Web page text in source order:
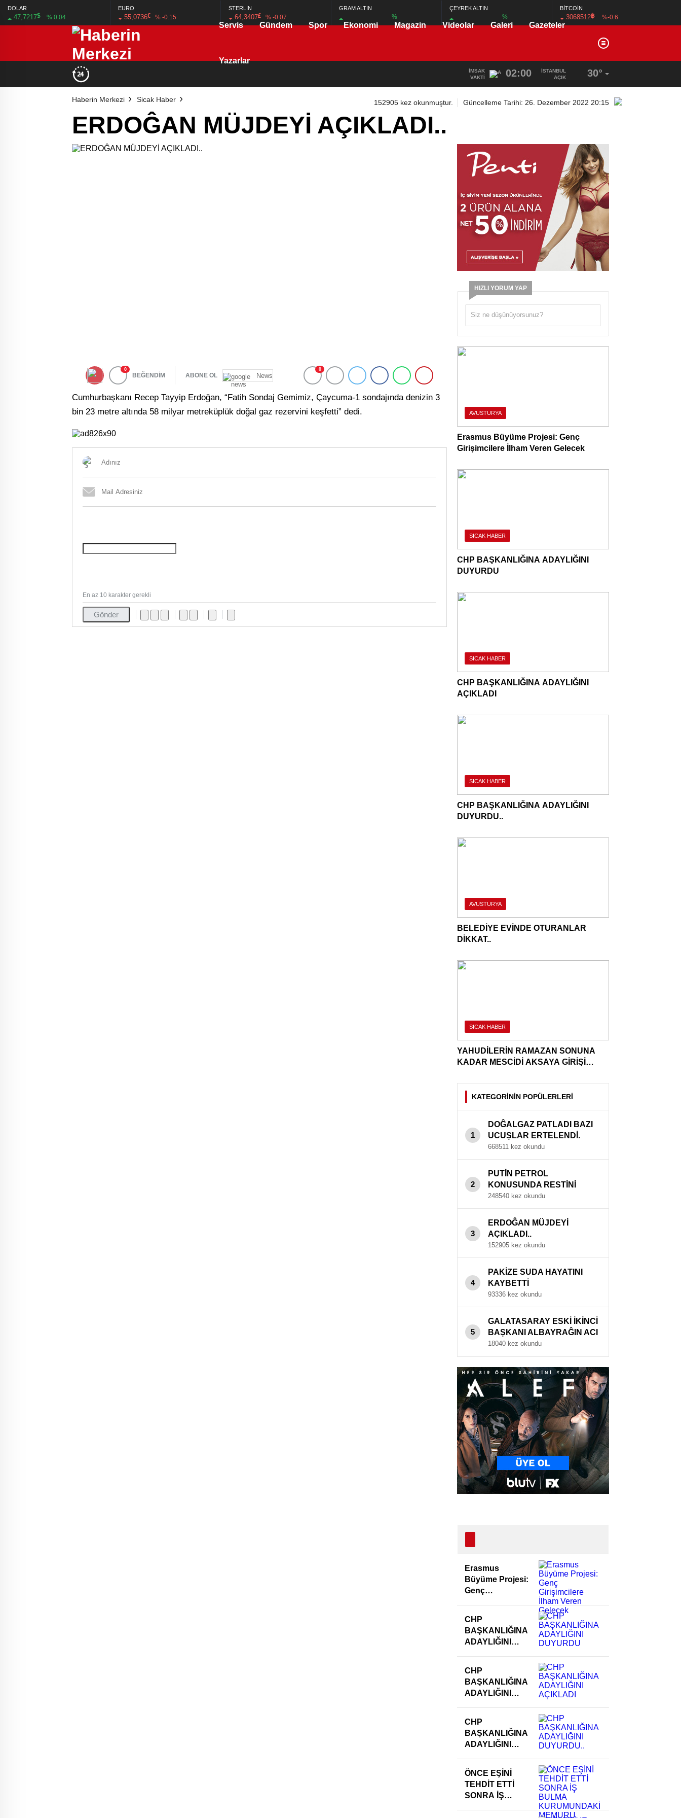
DOLAR
47,7217$ % 0.04
EURO
55,0736€ % -0.15
STERLİN
64,3407£ % -0.07
GRAM ALTIN
%
ÇEYREK ALTIN
%
BİTCOİN
3068512฿ %-0.6
Servis Gündem Spor Ekonomi Magazin Videolar Galeri Gazeteler
Yazarlar
İMSAK
VAKTI
02:00
İSTANBUL
AÇIK
30°
Haberin Merkezi Sicak Haber 152905 kez okunmuştur. Güncelleme Tarihi: 26. Dezember 2022 20:15
ERDOĜAN MÜJDEYİ AÇIKLADI..
0
BEĞENDİM ABONE OL News
0
Cumhurbaşkanı Recep Tayyip Erdoğan, “Fatih Sondaj Gemimiz, Çaycuma-1 sondajında denizin 3
bin 23 metre altında 58 milyar metreküplük doğal gaz rezervini keşfetti” dedi.
Gönder
En az 10 karakter gerekli
HIZLI YORUM YAP
AVUSTURYA
Erasmus Büyüme Projesi: Genç
Girişimcilere İlham Veren Gelecek
SICAK HABER
CHP BAŞKANLIĞINA ADAYLIĞINI
DUYURDU
SICAK HABER
CHP BAŞKANLIĞINA ADAYLIĞINI
AÇIKLADI
SICAK HABER
CHP BAŞKANLIĞINA ADAYLIĞINI
DUYURDU..
AVUSTURYA
BELEDİYE EVİNDE OTURANLAR
DİKKAT..
SICAK HABER
YAHUDİLERİN RAMAZAN SONUNA
KADAR MESCİDİ AKSAYA GİRİŞİ
KATEGORİNİN POPÜLERLERİ
1
DOĜALGAZ PATLADI BAZI
UCUṢLAR ERTELENDİ.
668511 kez okundu
2
PUTİN PETROL
KONUSUNDA RESTİNİ
ÇEKTİ..
248540 kez okundu
3
ERDOĜAN MÜJDEYİ
AÇIKLADI..
152905 kez okundu
4
PAKİZE SUDA HAYATINI
KAYBETTİ
93336 kez okundu
5
GALATASARAY ESKİ İKİNCİ
BAṢKANI ALBAYRAĜIN ACI
GÜNÜ..
18040 kez okundu
Erasmus
Büyüme Projesi:
Genç
Gelecek
CHP
BAŞKANLIĞINA
ADAYLIĞINI
CHP
BAŞKANLIĞINA
ADAYLIĞINI
CHP
BAŞKANLIĞINA
ADAYLIĞINI
ÖNCE EŞİNİ
TEHDİT ETTİ
SONRA İŞ